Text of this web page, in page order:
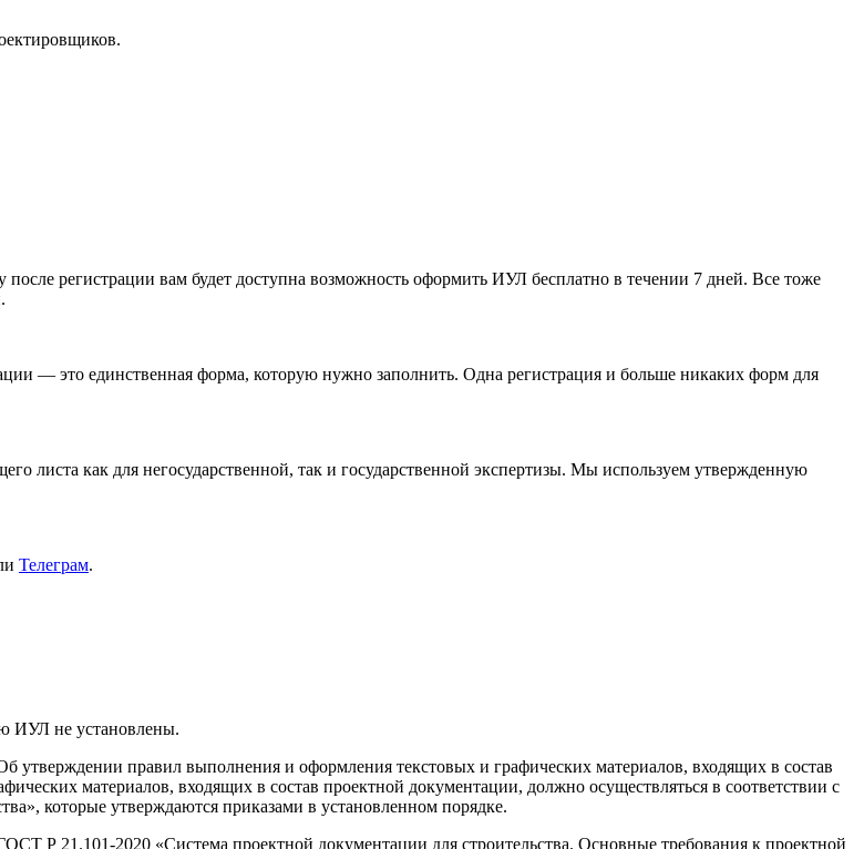
регистрации вам будет доступна возможность оформить ИУЛ бесплатно в течении 7 дней. Все тоже
— это единственная форма, которую нужно заполнить. Одна регистрация и больше никаких форм для
листа как для негосударственной, так и государственной экспертизы. Мы используем утвержденную
Телеграм.
ИУЛ не установлены.
утверждении правил выполнения и оформления текстовых и графических материалов, входящих в состав
материалов, входящих в состав проектной документации, должно осуществляться в соответствии с
которые утверждаются приказами в установленном порядке.
Р 21.101-2020 «Система проектной документации для строительства. Основные требования к проектной